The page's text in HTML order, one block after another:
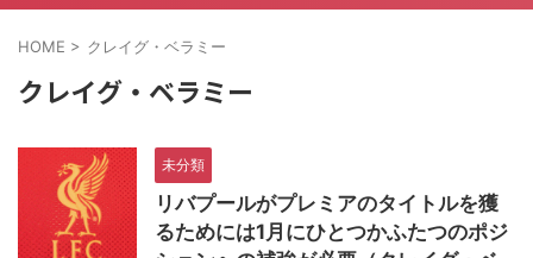
HOME > クレイグ・ベラミー
クレイグ・ベラミー
未分類
リバプールがプレミアのタイトルを獲
るためには1月にひとつかふたつのポジ